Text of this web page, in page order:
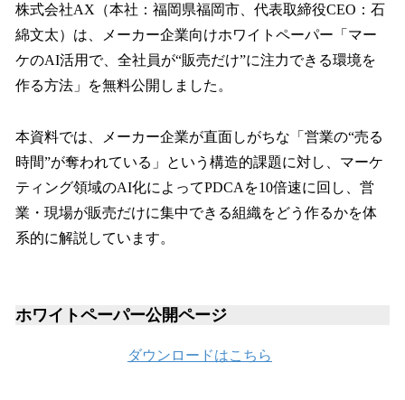
株式会社AX（本社：福岡県福岡市、代表取締役CEO：石
綿文太）は、メーカー企業向けホワイトペーパー「マー
ケのAI活用で、全社員が“販売だけ”に注力できる環境を
作る方法」を無料公開しました。
本資料では、メーカー企業が直面しがちな「営業の“売る
時間”が奪われている」という構造的課題に対し、マーケ
ティング領域のAI化によってPDCAを10倍速に回し、営
業・現場が販売だけに集中できる組織をどう作るかを体
系的に解説しています。
ホワイトペーパー公開ページ
ダウンロードはこちら